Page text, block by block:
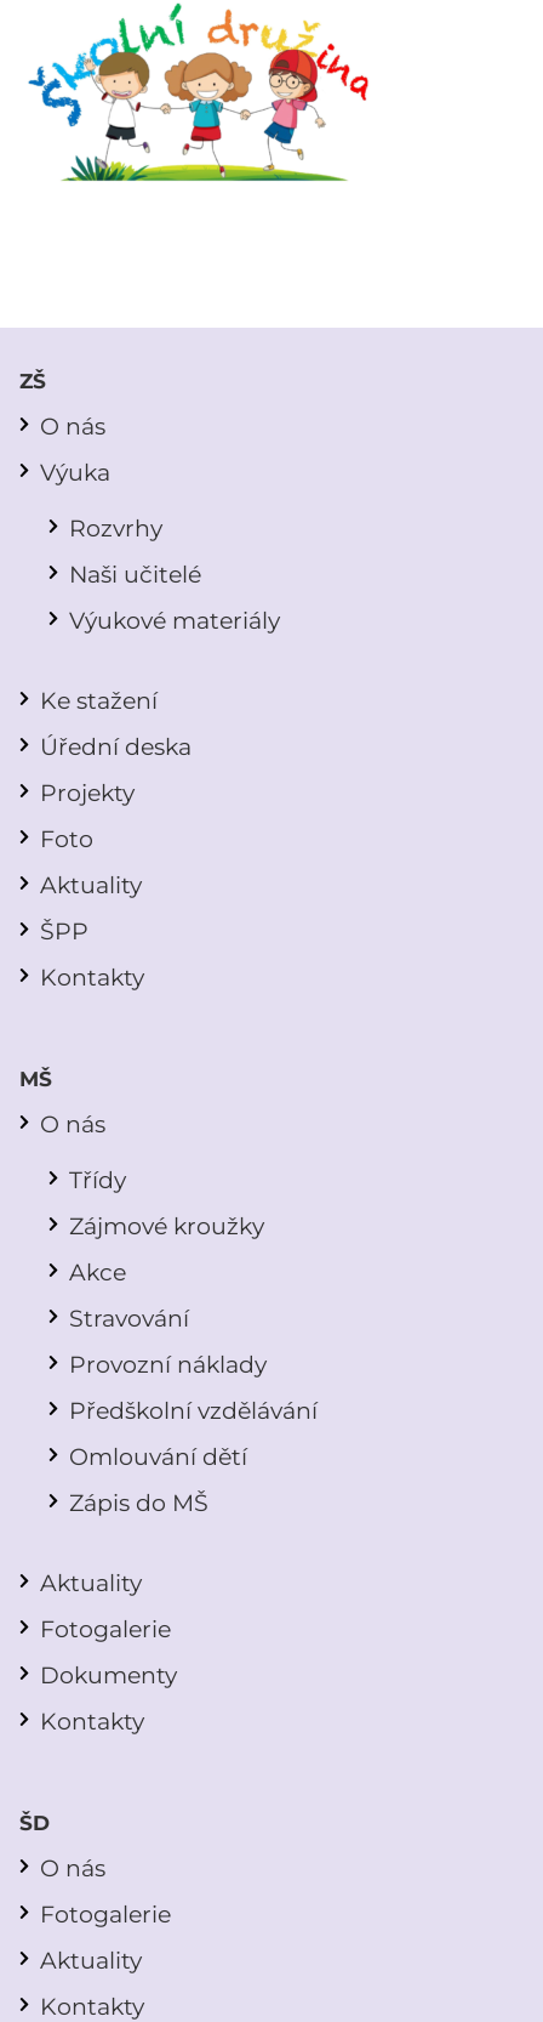
ZŠ
O nás
Výuka
Rozvrhy
Naši učitelé
Výukové materiály
Ke stažení
Úřední deska
Projekty
Foto
Aktuality
ŠPP
Kontakty
MŠ
O nás
Třídy
Zájmové kroužky
Akce
Stravování
Provozní náklady
Předškolní vzdělávání
Omlouvání dětí
Zápis do MŠ
Aktuality
Fotogalerie
Dokumenty
Kontakty
ŠD
O nás
Fotogalerie
Aktuality
Kontakty